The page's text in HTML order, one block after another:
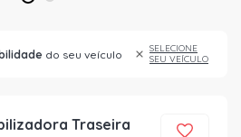
do seu veículo
SELECIONE
SEU VEÍCULO
Traseira